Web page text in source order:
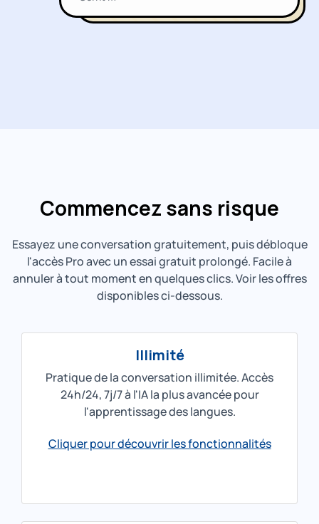
Commencez sans risque
Essayez une conversation gratuitement, puis débloque
l'accès Pro avec un essai gratuit prolongé. Facile à
annuler à tout moment en quelques clics. Voir les offres
disponibles ci-dessous.
Illimité
Pratique de la conversation illimitée. Accès
24h/24, 7j/7 à l'IA la plus avancée pour
l'apprentissage des langues.
Cliquer pour découvrir les fonctionnalités